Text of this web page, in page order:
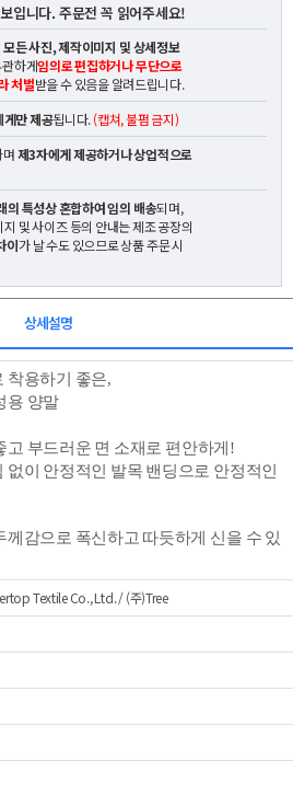
입니다. 주문전 꼭 읽어주세요!
모든 사진, 제작이미지 및 상세정보
하게임의로 편집하거나 무단으로
처벌받을 수 있음을 알려드립니다.
만 제공됩니다.(캡쳐, 불펌 금지)
제3자에게 제공하거나 상업적으로
의 특성상 혼합하여 임의 배송되며,
및 사이즈 등의 안내는 제조 공장의
이가 날 수도 있으므로 상품 주문 시
상세설명
착용하기 좋은,
용 양말
고 부드러운 면 소재로 편안하게!
없이 안정적인 발목 밴딩으로 안정적인
께감으로 폭신하고 따듯하게 신을 수 있
Textile Co., Ltd. / (주)Tree